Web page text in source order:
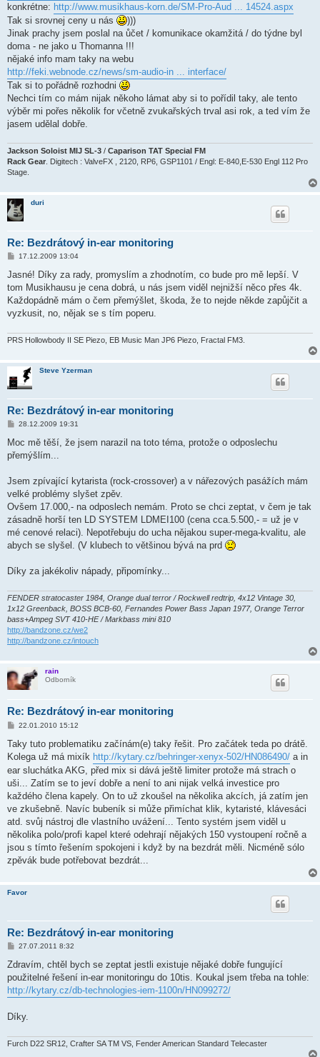
konkrétne: http://www.musikhaus-korn.de/SM-Pro-Aud ... 14524.aspx
Tak si srovnej ceny u nás
)))
Jinak prachy jsem poslal na ůčet / komunikace okamžitá / do týdne byl
doma - ne jako u Thomanna !!!
nějaké info mam taky na webu
http://feki.webnode.cz/news/sm-audio-in ... interface/
Tak si to pořádně rozhodni
Nechci tím co mám nijak někoho lámat aby si to pořídil taky, ale tento
výběr mi pořes několik for včetně zvukařských trval asi rok, a ted vím že
jasem udělal dobře.
Jackson Soloist MIJ SL-3 / Caparison TAT Special FM
Rack Gear . Digitech : ValveFX , 2120, RP6, GSP1101 / Engl: E-840,E-530 Engl 112 Pro
Stage.
duri
Re: Bezdrátový in-ear monitoring
P
í
p
ě
e
17.12.2009 13:04
Jasné! Díky za rady, promyslím a zhodnotím, co bude pro mě lepší. V
tom Musikhausu je cena dobrá, u nás jsem viděl nejnižší něco přes 4k.
Každopádně mám o čem přemýšlet, škoda, že to nejde někde zapůjčit a
vyzkusit, no, nějak se s tím poperu.
PRS Hollowbody II SE Piezo, EB Music Man JP6 Piezo, Fractal FM3.
Steve Yzerman
Re: Bezdrátový in-ear monitoring
P
í
p
e
k
28.12.2009 19:31
Moc mě těší, že jsem narazil na toto téma, protože o odposlechu
přemýšlím...
Jsem zpívající kytarista (rock-crossover) a v nářezových pasážích mám
velké problémy slyšet zpěv.
Ovšem 17.000,- na odposlech nemám. Proto se chci zeptat, v čem je tak
zásadně horší ten LD SYSTEM LDMEI100 (cena cca.5.500,- = už je v
mé cenové relaci). Nepotřebuju do ucha nějakou super-mega-kvalitu, ale
abych se slyšel. (V klubech to většinou bývá na prd
Díky za jakékoliv nápady, připomínky...
FENDER stratocaster 1984, Orange dual terror / Rockwell redtrip, 4x12 Vintage 30,
1x12 Greenback, BOSS BCB-60, Fernandes Power Bass Japan 1977, Orange Terror
bass+Ampeg SVT 410-HE / Markbass mini 810
http://bandzone.cz/we2
http://bandzone.cz/intouch
rain
Odborník
Re: Bezdrátový in-ear monitoring
P
í
p
ě
v
e
k
22.01.2010 15:12
Taky tuto problematiku začínám(e) taky řešit. Pro začátek teda po drátě.
Kolega už má mixík http://kytary.cz/behringer-xenyx-502/HN086490/ a in
ear sluchátka AKG, před mix si dává ještě limiter protože má strach o
uši... Zatím se to jeví dobře a není to ani nijak velká investice pro
každého člena kapely. On to už zkoušel na několika akcích, já zatím jen
ve zkušebně. Navíc bubeník si může přimíchat klik, kytaristé, klávesáci
atd. svůj nástroj dle vlastního uvážení... Tento systém jsem viděl u
několika polo/profi kapel které odehrají nějakých 150 vystoupení ročně a
jsou s tímto řešením spokojeni i když by na bezdrát měli. Nicméně sólo
zpěvák bude potřebovat bezdrát...
Favor
Re: Bezdrátový in-ear monitoring
P
í
p
ě
v
k
27.07.2011 8:32
Zdravím, chtěl bych se zeptat jestli existuje nějaké dobře fungující
použitelné řešení in-ear monitoringu do 10tis. Koukal jsem třeba na tohle:
http://kytary.cz/db-technologies-iem-1100n/HN099272/
Díky.
Furch D22 SR12, Crafter SA TM VS, Fender American Standard Telecaster